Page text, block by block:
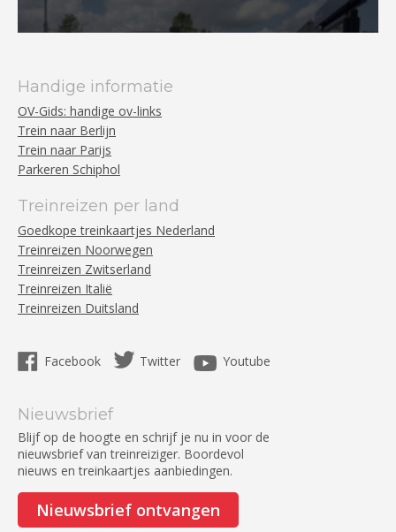
Handige informatie
OV-Gids: handige ov-links
Trein naar Berlijn
Trein naar Parijs
Parkeren Schiphol
Treinreizen per land
Goedkope treinkaartjes Nederland
Treinreizen Noorwegen
Treinreizen Zwitserland
Treinreizen Italië
Treinreizen Duitsland
Facebook Twitter Youtube
Nieuwsbrief
Blijf op de hoogte en schrijf je nu in voor de
nieuwsbrief van treinreiziger. Boordevol
nieuws en treinkaartjes aanbiedingen.
Nieuwsbrief ontvangen